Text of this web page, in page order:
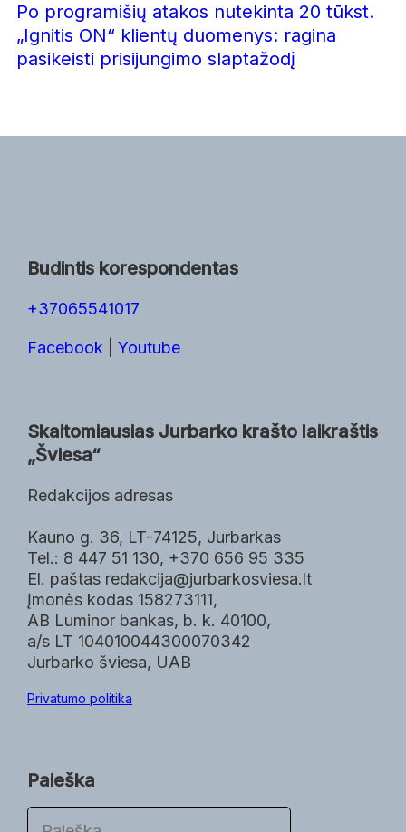
Po programišių atakos nutekinta 20 tūkst.
„Ignitis ON“ klientų duomenys: ragina
pasikeisti prisijungimo slaptažodį
Budintis korespondentas
+37065541017
Facebook Youtube
Skaitomiausias Jurbarko krašto laikraštis
„Šviesa“
Redakcijos adresas
Kauno g. 36, LT-74125, Jurbarkas
Tel.: 8 447 51 130, +370 656 95 335
El. paštas redakcija@jurbarkosviesa.lt
Įmonės kodas 158273111,
AB Luminor bankas, b. k. 40100,
a/s LT 104010044300070342
Jurbarko šviesa, UAB
Privatumo politika
Paieška
P